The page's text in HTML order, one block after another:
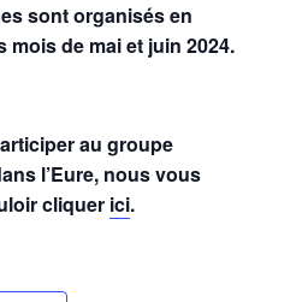
sont organisés en
de mai et juin 2024.
au groupe
l’Eure, nous vous
cliquer ici.